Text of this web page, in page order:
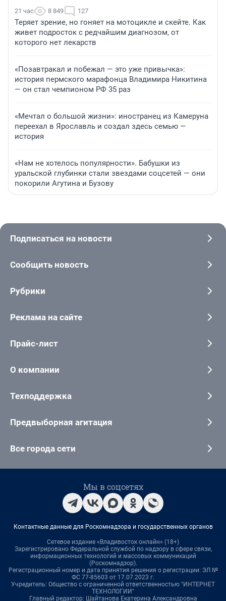
21 час 8 849 127
Теряет зрение, но гоняет на мотоцикле и скейте. Как
живет подросток с редчайшим диагнозом, от
которого нет лекарств
«Позавтракал и побежал — это уже привычка»:
история пермского марафонца Владимира Никитина
— он стал чемпионом РФ 35 раз
«Мечтал о большой жизни»: иностранец из Камеруна
переехал в Ярославль и создал здесь семью —
история
«Нам не хотелось популярности». Бабушки из
уральской глубинки стали звездами соцсетей — они
покорили Агутина и Бузову
Подписаться на новости
Сообщить новость
Рубрики
Реклама на сайте
Прайс-лист
О компании
Техподдержка
Предвыборная агитация
Все города сети
Мы в соцсетях
Контактные данные для Роскомнадзора и государственных органов
Сетевое издание «Владивосток онлайн» (18+)
Зарегистрировано Федеральной службой по надзору в сфере связи,
информационных технологий и массовых коммуникаций
(Роскомнадзор).
Регистрационный номер и дата принятия решения о регистрации: ЭЛ №
ФС 77-85603 от 17.07.2023 г.
Учредитель: Общество с ограниченной ответственностью "ИНТЕРНЕТ
ТЕХНОЛОГИИ"
Главный редактор: Шайтанова Екатерина Александровна